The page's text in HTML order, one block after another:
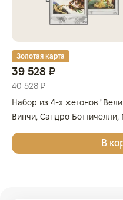
Золотая карта
39 528 ₽
40 528 ₽
Набор из 4-х жетонов
Винчи, Сандро
Гог", 2025г., Серебро,
В